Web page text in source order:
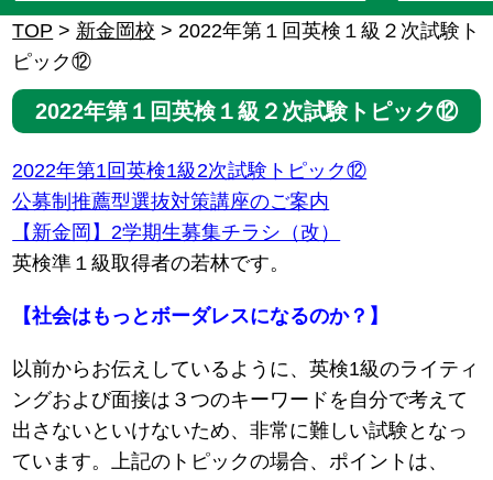
TOP > 新金岡校 >2022年第１回英検１級２次試験ト
ピック⑫
2022年第１回英検１級２次試験トピック⑫
2022年第1回英検1級2次試験トピック⑫
公募制推薦型選抜対策講座のご案内
【新金岡】2学期生募集チラシ（改）
英検準１級取得者の若林です。
【社会はもっとボーダレスになるのか？】
以前からお伝えしているように、英検1級のライティ
ングおよび面接は３つのキーワードを自分で考えて
出さないといけないため、非常に難しい試験となっ
ています。上記のトピックの場合、ポイントは、